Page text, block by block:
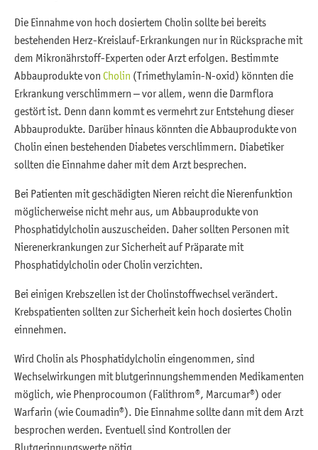
Die Einnahme von hoch dosiertem Cholin sollte bei bereits
bestehenden Herz-Kreislauf-Erkrankungen nur in Rücksprache mit
dem Mikronährstoff-Experten oder Arzt erfolgen. Bestimmte
Abbauprodukte von Cholin (Trimethylamin-N-oxid) könnten die
Erkrankung verschlimmern – vor allem, wenn die Darmflora
gestört ist. Denn dann kommt es vermehrt zur Entstehung dieser
Abbauprodukte. Darüber hinaus könnten die Abbauprodukte von
Cholin einen bestehenden Diabetes verschlimmern. Diabetiker
sollten die Einnahme daher mit dem Arzt besprechen.
Bei Patienten mit geschädigten Nieren reicht die Nierenfunktion
möglicherweise nicht mehr aus, um Abbauprodukte von
Phosphatidylcholin auszuscheiden. Daher sollten Personen mit
Nierenerkrankungen zur Sicherheit auf Präparate mit
Phosphatidylcholin oder Cholin verzichten.
Bei einigen Krebszellen ist der Cholinstoffwechsel verändert.
Krebspatienten sollten zur Sicherheit kein hoch dosiertes Cholin
einnehmen.
Wird Cholin als Phosphatidylcholin eingenommen, sind
Wechselwirkungen mit blutgerinnungshemmenden Medikamenten
möglich, wie Phenprocoumon (Falithrom®, Marcumar®) oder
Warfarin (wie Coumadin®). Die Einnahme sollte dann mit dem Arzt
besprochen werden. Eventuell sind Kontrollen der